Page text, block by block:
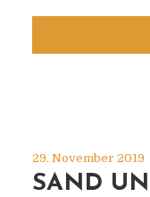
29. November 2019
SAND